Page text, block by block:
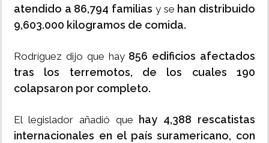
atendido a 86,794 familias y se han distribuido
9,603.000 kilogramos de comida.
Rodríguez dijo que hay856 edificios afectados
tras los terremotos, de los cuales 190
colapsaron por completo.
El legislador añadió que
hay 4,388 rescatistas
internacionales en el país suramericano, con